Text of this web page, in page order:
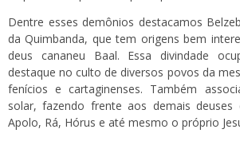
Dentre esses demônios destacamos
da Quimbanda, que tem origens bem
deus cananeu Baal. Essa divindade
destaque no culto de diversos povos da
fenícios e cartaginenses. Também
solar, fazendo frente aos demais
Apolo, Rá, Hórus e até mesmo o próprio